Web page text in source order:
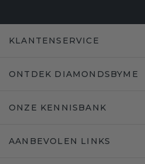
KLANTENSERVICE
ONTDEK DIAMONDSBYME
ONZE KENNISBANK
AANBEVOLEN LINKS